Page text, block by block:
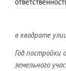
в квадрате
Год постройки
земельного